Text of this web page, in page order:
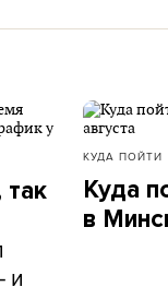
и
КУДА ПОЙТИ
Куда
в